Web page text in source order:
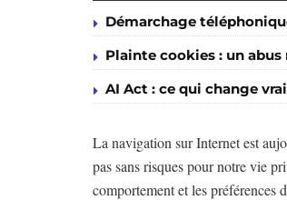
Démarchage
Plainte cookies : un
AI Act : ce qui change
La navigation sur Internet est
pas sans risques pour notre vie
comportement et les préférences